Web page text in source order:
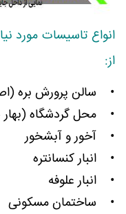
انواع تاسیسات مورد
از:
• سالن پرورش بره
• محل گردشگاه (بهار
• آخور و آبشخور
• انبار کنسانتره
• انبار علوفه
• ساختمان مسکونی